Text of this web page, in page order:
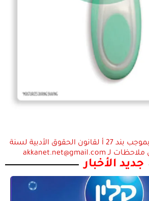
استعمال المضامين بموجب بند 27 أ لقانون الحقوق الأدبية لسنة
جديد الأخبار